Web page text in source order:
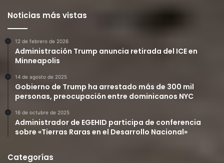
Noticias más vistas
12 de febrero de 2026
Administración Trump anuncia retirada del ICE en
Minneapolis
14 de agosto de 2025
Gobierno de Trump ha arrestado más de 300 mil
personas, preocupación entre dominicanos NYC
16 de octubre de 2025
Administrador de EGEHID participa de conferencia
sobre «Tierras Raras en el Desarrollo Nacional»
Categorías